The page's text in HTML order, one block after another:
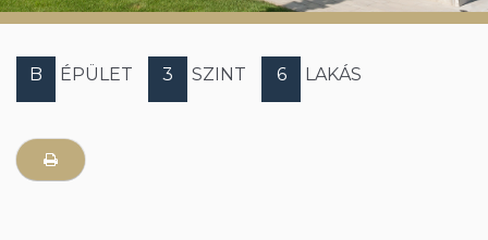
B ÉPÜLET 3 SZINT 6 LAKÁS